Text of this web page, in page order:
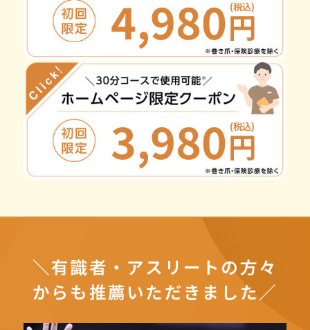
4,980 (税込)
円
3,980 (税込)
円
＼有識者・アスリートの方々
からも推薦いただきました／